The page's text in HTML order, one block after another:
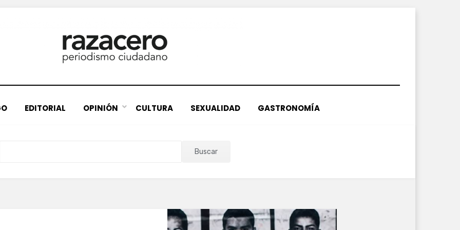
EDITORIAL OPINIÓN CULTURA SEXUALIDAD GASTRONOMÍA
Buscar